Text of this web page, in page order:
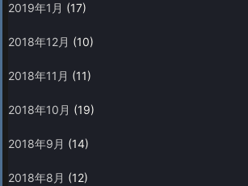
2019年1月 (17)
2018年12月 (10)
2018年11月 (11)
2018年10月 (19)
2018年9月 (14)
2018年8月 (12)